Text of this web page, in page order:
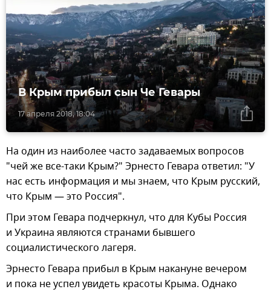
17 апреля 2018, 18:04
В Крым прибыл сын Че Гевары
На один из наиболее часто задаваемых вопросов
"чей же все-таки Крым?" Эрнесто Гевара ответил: "У
нас есть информация и мы знаем, что Крым русский,
что Крым — это Россия".
При этом Гевара подчеркнул, что для Кубы Россия
и Украина являются странами бывшего
социалистического лагеря.
Эрнесто Гевара прибыл в Крым накануне вечером
и пока не успел увидеть красоты Крыма. Однако